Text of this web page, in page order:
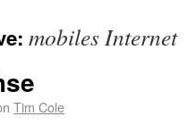
mobiles Internet
Tim Cole